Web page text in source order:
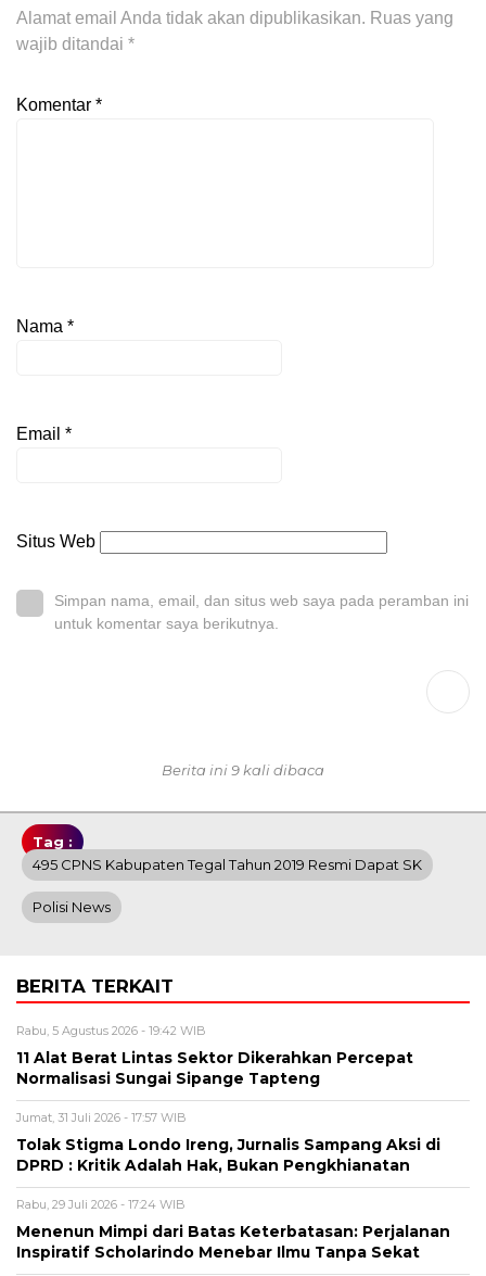
Alamat email Anda tidak akan dipublikasikan. Ruas yang
wajib ditandai *
Komentar *
Nama *
Email *
Situs Web
Simpan nama, email, dan situs web saya pada peramban ini
untuk komentar saya berikutnya.
Berita ini 9 kali dibaca
Tag :
495 CPNS Kabupaten Tegal Tahun 2019 Resmi Dapat SK
Polisi News
BERITA TERKAIT
Rabu, 5 Agustus 2026 - 19:42 WIB
11 Alat Berat Lintas Sektor Dikerahkan Percepat
Normalisasi Sungai Sipange Tapteng
Jumat, 31 Juli 2026 - 17:57 WIB
Tolak Stigma Londo Ireng, Jurnalis Sampang Aksi di
DPRD : Kritik Adalah Hak, Bukan Pengkhianatan
Rabu, 29 Juli 2026 - 17:24 WIB
Menenun Mimpi dari Batas Keterbatasan: Perjalanan
Inspiratif Scholarindo Menebar Ilmu Tanpa Sekat